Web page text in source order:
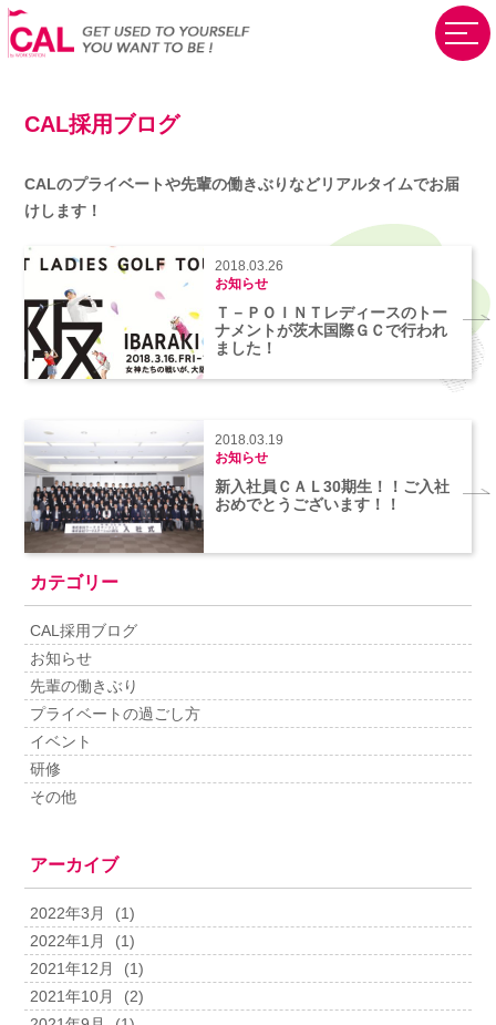
CAL採用ブログ
CALのプライベートや先輩の働きぶりなどリアルタイムでお届
けします！
2018.03.26
お知らせ
Ｔ－ＰＯＩＮＴレディースのトー
ナメントが茨木国際ＧＣで行われ
ました！
2018.03.19
お知らせ
新入社員ＣＡＬ30期生！！ご入社
おめでとうございます！！
カテゴリー
CAL採用ブログ
お知らせ
先輩の働きぶり
プライベートの過ごし方
イベント
研修
その他
アーカイブ
2022年3月
(1)
2022年1月
(1)
2021年12月
(1)
2021年10月
(2)